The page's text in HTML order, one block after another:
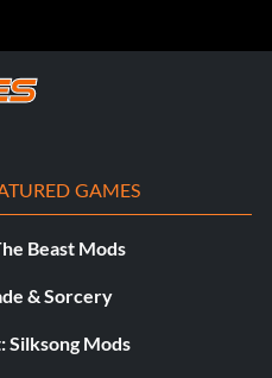
GAMES
Beast Mods
& Sorcery
Silksong Mods